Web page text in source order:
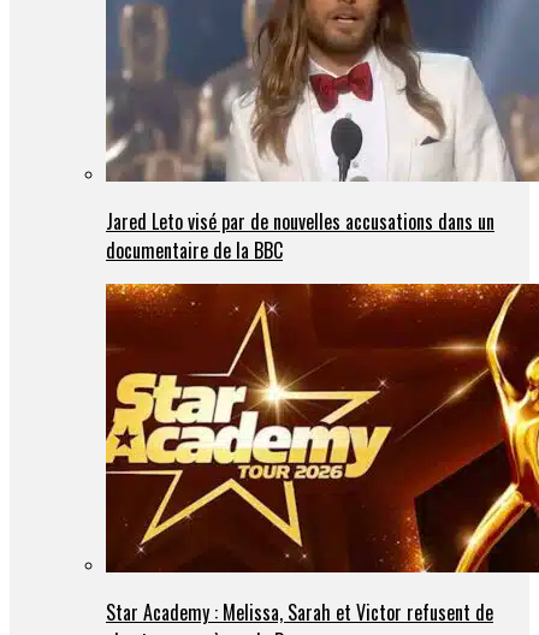
Jared Leto visé par de nouvelles accusations dans un
documentaire de la BBC
Star Academy : Melissa, Sarah et Victor refusent de